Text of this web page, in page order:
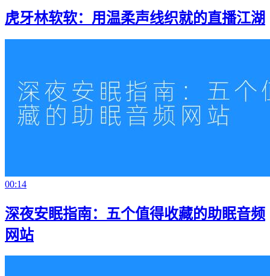
虎牙林软软：用温柔声线织就的直播江湖
00:14
深夜安眠指南：五个值得收藏的助眠音频
网站